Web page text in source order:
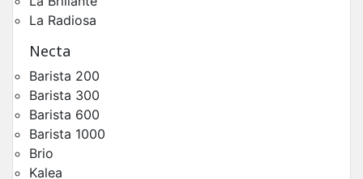
La Radiosa
Necta
Barista 200
Barista 300
Barista 600
Barista 1000
Brio
Kalea